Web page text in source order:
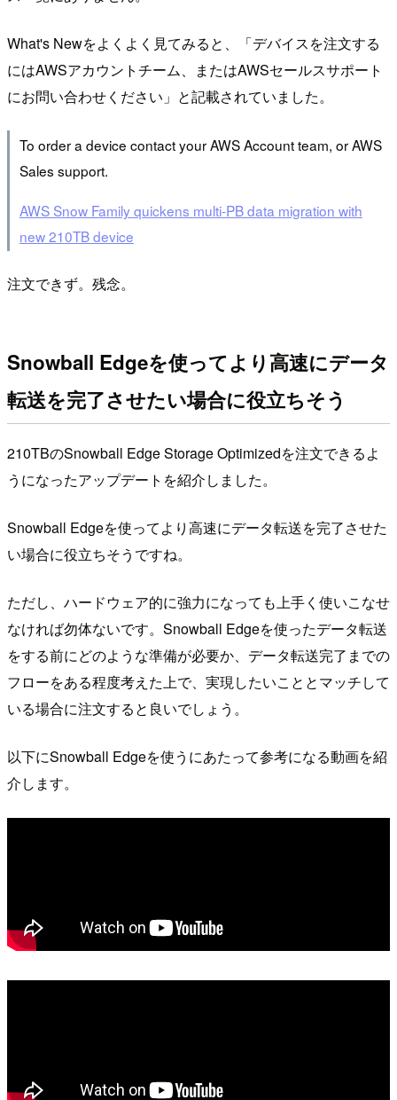
What's Newをよくよく見てみると、「デバイスを注文する
にはAWSアカウントチーム、またはAWSセールスサポート
にお問い合わせください」と記載されていました。
To order a device contact your AWS Account team, or AWS
Sales support.
AWS Snow Family quickens multi-PB data migration with
new 210TB device
注文できず。残念。
Snowball Edgeを使ってより高速にデータ
転送を完了させたい場合に役立ちそう
210TBのSnowball Edge Storage Optimizedを注文できるよ
うになったアップデートを紹介しました。
Snowball Edgeを使ってより高速にデータ転送を完了させた
い場合に役立ちそうですね。
ただし、ハードウェア的に強力になっても上手く使いこなせ
なければ勿体ないです。Snowball Edgeを使ったデータ転送
をする前にどのような準備が必要か、データ転送完了までの
フローをある程度考えた上で、実現したいこととマッチして
いる場合に注文すると良いでしょう。
以下にSnowball Edgeを使うにあたって参考になる動画を紹
介します。